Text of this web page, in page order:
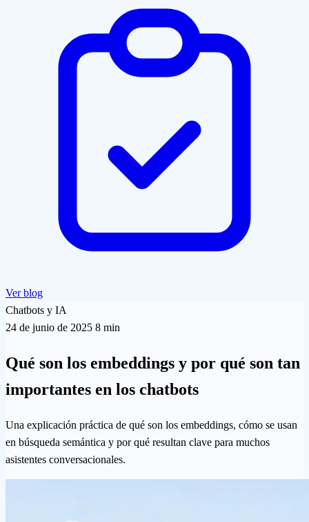
Ver blog
Chatbots y IA
24 de junio de 2025 8 min
Qué son los embeddings y por qué son tan
importantes en los chatbots
Una explicación práctica de qué son los embeddings, cómo se usan
en búsqueda semántica y por qué resultan clave para muchos
asistentes conversacionales.